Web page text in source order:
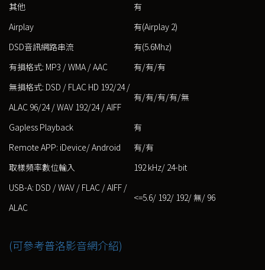
其他
有
Airplay
有(Airplay 2)
DSD音訊網路串流
有(5.6Mhz)
有損格式: MP3 / WMA / AAC
有/有/有
無損格式: DSD / FLAC HD 192/24 /
ALAC 96/24 / WAV 192/24 / AIFF
有/有/有/有/無
Gapless Playback
有
Remote APP: iDevice/ Android
有/有
取樣頻率數位輸入
192 kHz/ 24-bit
USB-A: DSD / WAV / FLAC / AIFF /
ALAC
<=5.6/ 192/ 192/ 無/ 96
(可參考普洛影音網介紹)